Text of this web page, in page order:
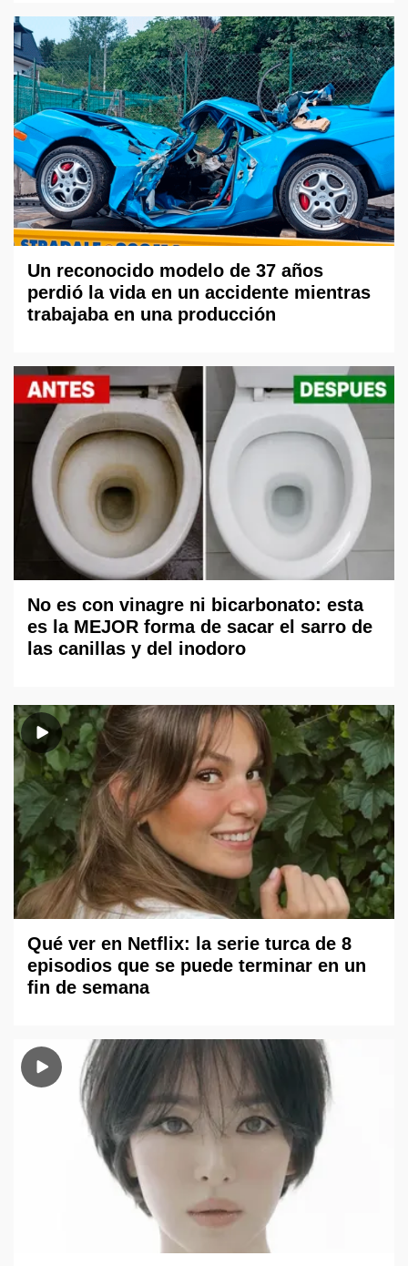
Un reconocido modelo de 37 años
perdió la vida en un accidente mientras
trabajaba en una producción
No es con vinagre ni bicarbonato: esta
es la MEJOR forma de sacar el sarro de
las canillas y del inodoro
Qué ver en Netflix: la serie turca de 8
episodios que se puede terminar en un
fin de semana